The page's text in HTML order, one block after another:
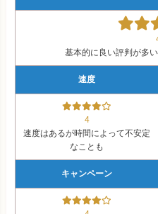
基本的に良い評判が多
速度
4
速度はあるが時間によって不安定
なことも
キャンペーン